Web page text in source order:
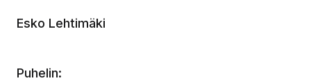
Esko Lehtimäki
Puhelin: